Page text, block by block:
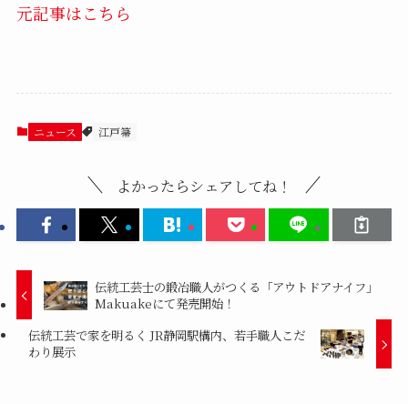
元記事はこちら
ニュース 江戸箒
よかったらシェアしてね！
伝統工芸士の鍛冶職人がつくる「アウトドアナイフ」
Makuakeにて発売開始！
伝統工芸で家を明るく JR静岡駅構内、若手職人こだ
わり展示